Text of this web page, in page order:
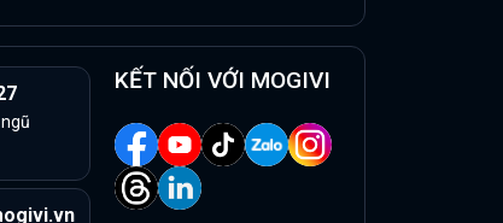
KẾT NỐI VỚI MOGIVI